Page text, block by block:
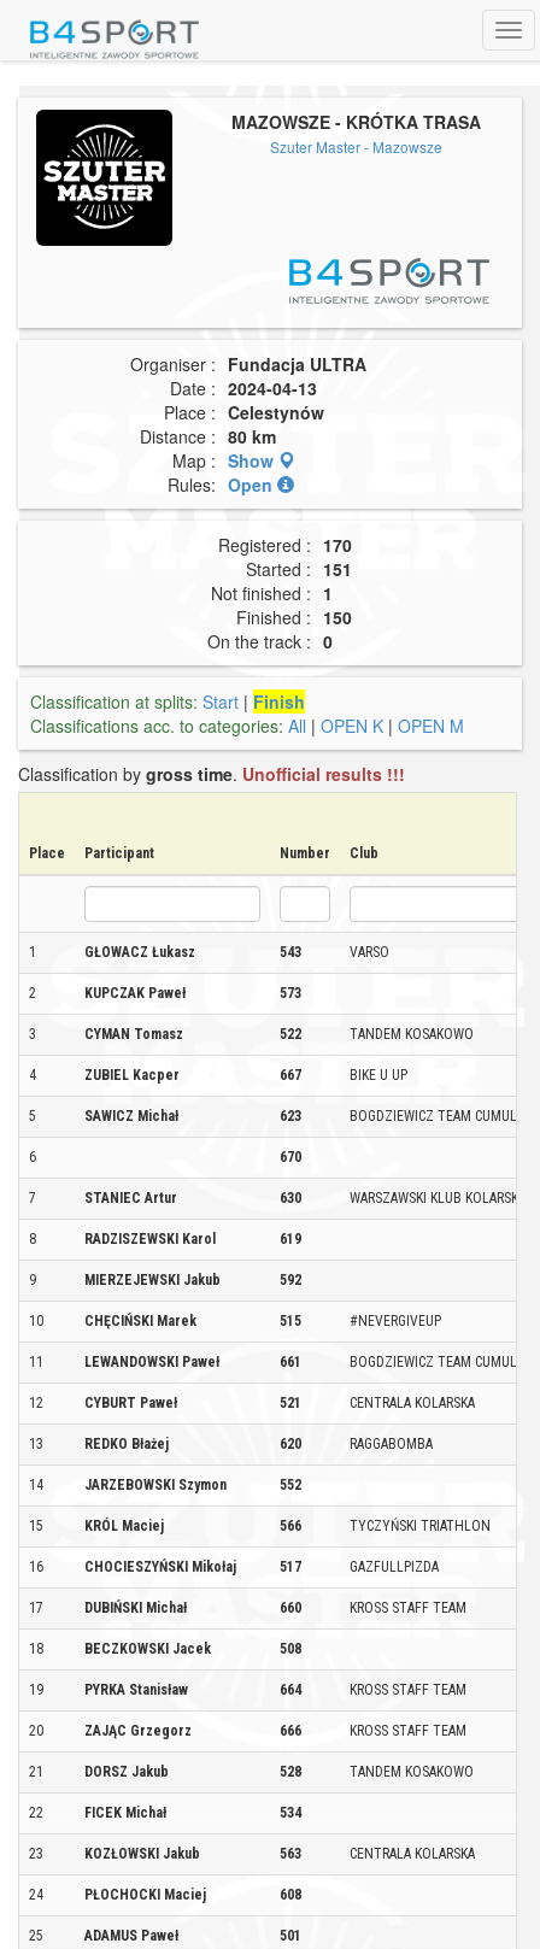
MAZOWSZE - KRÓTKA TRASA
Szuter Master - Mazowsze
Organiser : Fundacja ULTRA
Date : 2024-04-13
Place : Celestynów
Distance : 80 km
Map : Show
Rules: Open
Registered : 170
Started : 151
Not finished : 1
Finished : 150
On the track : 0
Classification at splits: Start | Finish
Classifications acc. to categories: All | OPEN K | OPEN M
Classification by gross time. Unofficial results !!!
Place Participant Number Club
1 GŁOWACZ Łukasz 543 VARSO
2 KUPCZAK Paweł 573
3 CYMAN Tomasz 522 TANDEM KOSAKOWO
4 ZUBIEL Kacper 667 BIKE U UP
5 SAWICZ Michał 623 BOGDZIEWICZ TEAM CUMULUS
6 670
7 STANIEC Artur 630 WARSZAWSKI KLUB KOLARSKI
8 RADZISZEWSKI Karol 619
9 MIERZEJEWSKI Jakub 592
10 CHĘCIŃSKI Marek 515 #NEVERGIVEUP
11 LEWANDOWSKI Paweł 661 BOGDZIEWICZ TEAM CUMULUS
12 CYBURT Paweł 521 CENTRALA KOLARSKA
13 REDKO Błażej 620 RAGGABOMBA
14 JARZEBOWSKI Szymon 552
15 KRÓL Maciej 566 TYCZYŃSKI TRIATHLON
16 CHOCIESZYŃSKI Mikołaj 517 GAZFULLPIZDA
17 DUBIŃSKI Michał 660 KROSS STAFF TEAM
18 BECZKOWSKI Jacek 508
19 PYRKA Stanisław 664 KROSS STAFF TEAM
20 ZAJĄC Grzegorz 666 KROSS STAFF TEAM
21 DORSZ Jakub 528 TANDEM KOSAKOWO
22 FICEK Michał 534
23 KOZŁOWSKI Jakub 563 CENTRALA KOLARSKA
24 PŁOCHOCKI Maciej 608
25 ADAMUS Paweł 501